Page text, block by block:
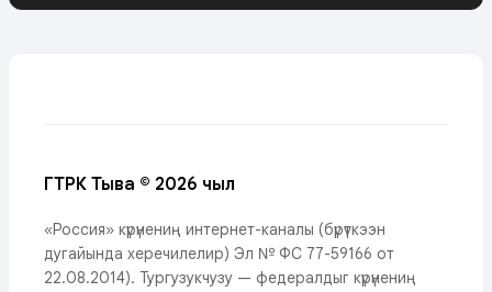
ГТРК Тыва © 2026 чыл
«Россия» күрүнениң интернет-каналы (бүрүткээн
дугайында херечилелир) Эл № ФС 77-59166 от
22.08.2014). Тургузукчузу — федералдыг күрүнениң